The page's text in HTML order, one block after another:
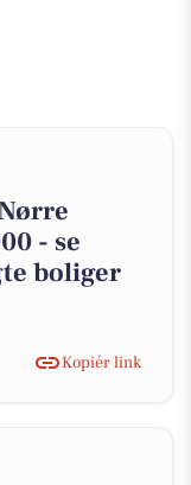
- se
boliger
Kopiér link